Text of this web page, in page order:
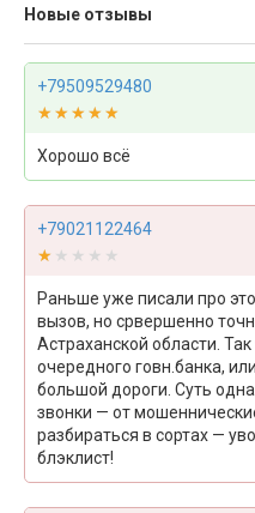
Новые отзывы
+79509529480
★★★★★
★★★★★
Хорошо всё
+79021122464
★★★★★
★★★★★
Раньше уже писали про
вызов, но срвершенно
Астраханской области.
очередного говн.банка,
большой дороги. Суть
звонки — от
разбираться в сортах —
блэклист!